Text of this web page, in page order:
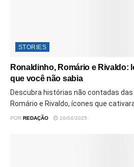
STORIES
Ronaldinho, Romário e Rivaldo:
que você não sabia
Descubra histórias não contadas das
Romário e Rivaldo, ícones que
POR REDAÇÃO 16/04/2025